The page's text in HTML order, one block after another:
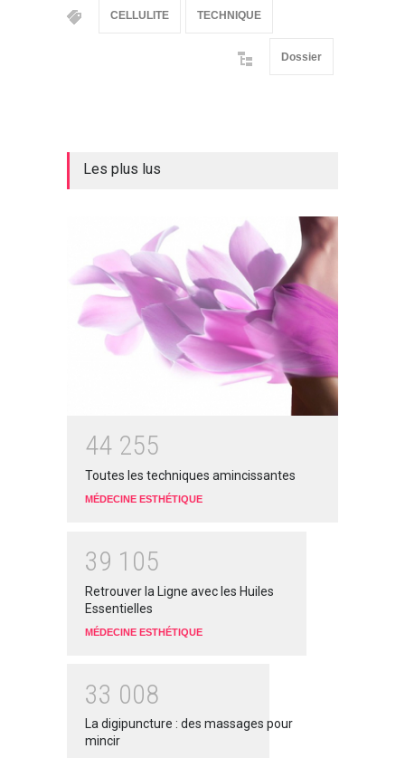
CELLULITE TECHNIQUE
Dossier
Les plus lus
44 255
Toutes les techniques amincissantes
MÉDECINE ESTHÉTIQUE
39 1 05
Retrouver la Ligne avec les Huiles
Essentielles
MÉDECINE ESTHÉTIQUE
33 008
La digipuncture : des massages pour
mincir